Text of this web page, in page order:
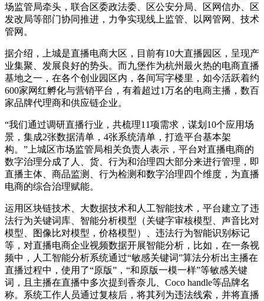
场监管局牵头，联合区委政法委、区公安分局、区网信办、区
发改局等部门协同推进，力争实现线上监管、以网管网、技术
管网。
据介绍，上城是直播电商大区，目前有10大直播园区，呈现产
业集聚、发展良好的势头。而九堡作为杭州最火热的电商直播
基地之一，在各个创业园区内，各间写字楼里，如今活跃着约
600家网红孵化与营销平台，有着超过1万名的电商主播，数百
家品牌代理商和供应链企业。
“我们通过调研直播行业，共梳理11项需求，谋划10个应用场
景，集成2张数据清单，4张系统清单，打造平台基本架
构。”上城区市场监管局相关负责人表示，平台对直播电商的
数字治理分成了人、货、行为和治理四大部分来进行管理，即
直播主体、商品监测、行为检测和数字治理四个维度，为直播
电商的综合治理赋能。
运用区块链技术、大数据技术和人工智能技术，平台建立了违
法行为关键词库、智能分析模型（关键字审核模型、声音比对
模型、图像比对模型，价格模型）、违法行为智能识别标记
等，对直播电商企业视频数据开展智能分析，比如，在一条视
频中，人工智能分析系统通过“敏感关键词”算法分析出主播在
直播过程中，使用了“原版”，“和原版一模一样”等敏感关键
词，且主播在直播中多次提到香奈儿、Coco handle等品牌名
称。系统工作人员通过复核后，将其列为违法线索，并将直播